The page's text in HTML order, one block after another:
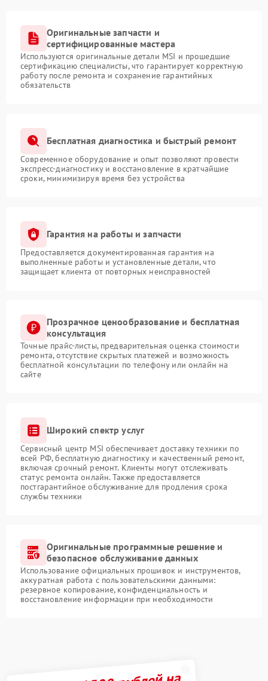
Оригинальные запчасти и
сертифицированные мастера
Используются оригинальные детали MSI и прошедшие
сертификацию специалисты, что гарантирует корректную
работу после ремонта и сохранение гарантийных
обязательств
Бесплатная диагностика и быстрый ремонт
Современное оборудование и опыт позволяют провести
экспресс-диагностику и восстановление в кратчайшие
сроки, минимизируя время без устройства
Гарантия на работы и запчасти
Предоставляется документированная гарантия на
выполненные работы и установленные детали, что
защищает клиента от повторных неисправностей
Прозрачное ценообразование и бесплатная
консультация
Точные прайс-листы, предварительная оценка стоимости
ремонта, отсутствие скрытых платежей и возможность
бесплатной консультации по телефону или онлайн на
сайте
Широкий спектр услуг
Сервисный центр MSI обеспечивает доставку техники по
всей РФ, бесплатную диагностику и качественный ремонт,
включая срочный ремонт. Клиенты могут отслеживать
статус ремонта онлайн. Также предоставляется
постгарантийное обслуживание для продления срока
службы техники
Оригинальные программные решение и
безопасное обслуживание данных
Использование официальных прошивок и инструментов,
аккуратная работа с пользовательскими данными:
резервное копирование, конфиденциальность и
восстановление информации при необходимости